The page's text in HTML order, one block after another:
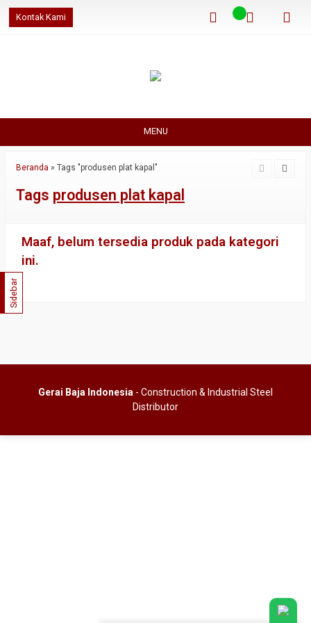
Kontak Kami
MENU
Beranda » Tags "produsen plat kapal"
Tags produsen plat kapal
Maaf, belum tersedia produk pada kategori
ini.
Sidebar
Gerai Baja Indonesia - Construction & Industrial Steel
Distributor